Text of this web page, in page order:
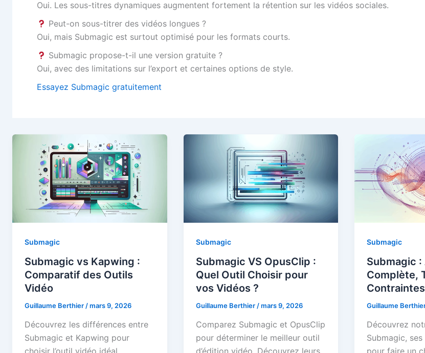
Oui. Les sous-titres dynamiques augmentent fortement la rétention sur les vidéos sociales.
Peut-on sous-titrer des vidéos longues ?
Oui, mais Submagic est surtout optimisé pour les formats courts.
Submagic propose-t-il une version gratuite ?
Oui, avec des limitations sur l’export et certaines options de style.
Essayez Submagic gratuitement
Submagic
Submagic vs Kapwing :
Comparatif des Outils
Vidéo
Guillaume Berthier /mars 9, 2026
Découvrez les différences entre
Submagic et Kapwing pour
Submagic
Submagic VS OpusClip :
Quel Outil Choisir pour
vos Vidéos ?
Guillaume Berthier /mars 9, 2026
Comparez Submagic et OpusClip
pour déterminer le meilleur outil
Submagic
Submagic :
Complète,
Guillaume
Découvrez
Submagic,